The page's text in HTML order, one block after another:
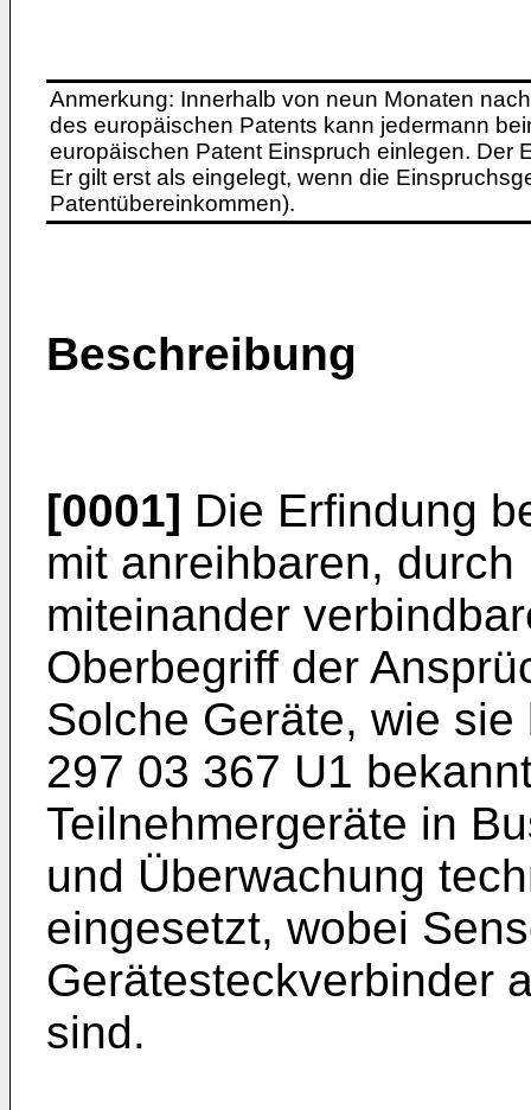
Anmerkung: Innerhalb von neun Monaten
des europäischen Patents kann jedermann
europäischen Patent Einspruch einlegen. Der
Er gilt erst als eingelegt, wenn die
Patentübereinkommen).
Beschreibung
[0001] Die Erfindung
mit anreihbaren,
miteinander
Oberbegriff der
Solche Geräte, wie
297 03 367 U1
Teilnehmergeräte in
und Überwachung
eingesetzt, wobei
Gerätesteckverbinder
sind.